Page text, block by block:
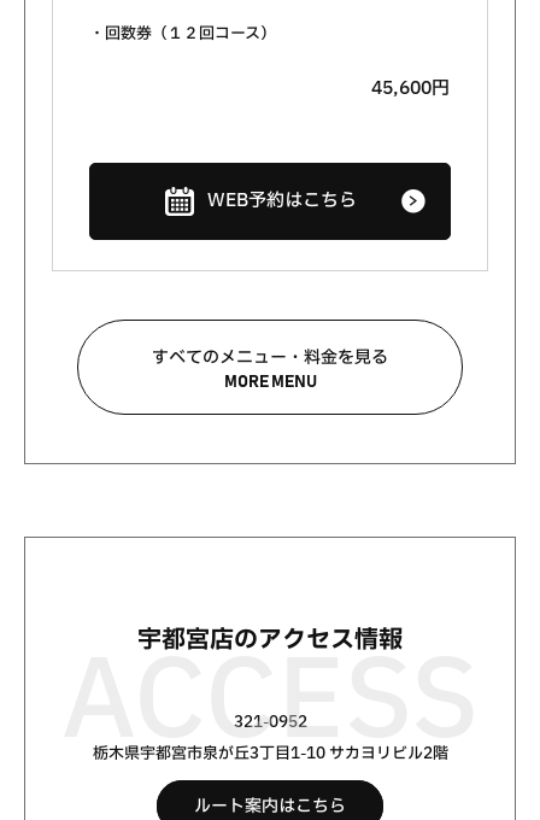
・回数券（１２回コース）
45,600円
WEB予約はこちら
すべてのメニュー・料金を見る
MORE MENU
宇都宮店のアクセス情報
321-0952
栃木県宇都宮市泉が丘3丁目1-10 サカヨリビル2階
ルート案内はこちら